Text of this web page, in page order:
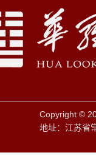
Copyright ©
地址：江苏省